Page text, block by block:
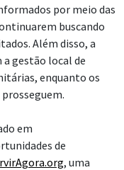
por meio das
buscando
Além disso, a
gestão local de
enquanto os
em
de
, uma